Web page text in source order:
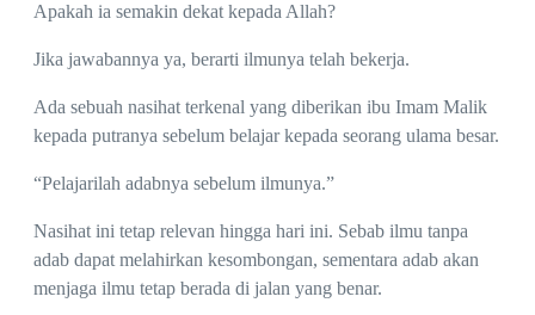
Apakah ia semakin dekat kepada Allah?
Jika jawabannya ya, berarti ilmunya telah bekerja.
Ada sebuah nasihat terkenal yang diberikan ibu Imam Malik
kepada putranya sebelum belajar kepada seorang ulama besar.
“Pelajarilah adabnya sebelum ilmunya.”
Nasihat ini tetap relevan hingga hari ini. Sebab ilmu tanpa
adab dapat melahirkan kesombongan, sementara adab akan
menjaga ilmu tetap berada di jalan yang benar.